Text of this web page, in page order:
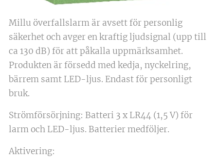
Millu överfallslarm är avsett för personlig
säkerhet och avger en kraftig ljudsignal (upp till
ca 130 dB) för att påkalla uppmärksamhet.
Produkten är försedd med kedja, nyckelring,
bärrem samt LED-ljus. Endast för personligt
bruk.
Strömförsörjning: Batteri 3 x LR44 (1,5 V) för
larm och LED-ljus. Batterier medföljer.
Aktivering: